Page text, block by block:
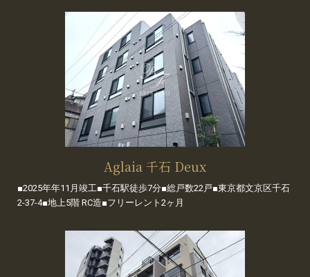
Aglaia 千石 Deux
■2025年年11月竣工■千石駅徒歩7分■総戸数22戸■東京都文京区千石
2-37-4■地上5階 RC造■フリーレント2ヶ月